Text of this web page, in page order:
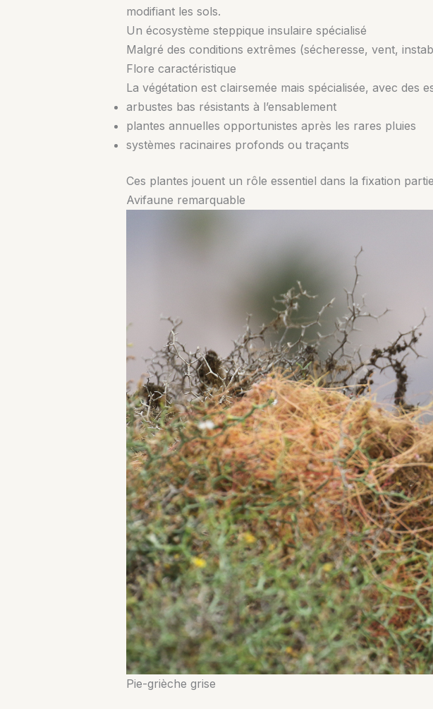
modifiant les sols.
Un écosystème steppique insulaire spécialisé
Malgré des conditions extrêmes (sécheresse, vent,
Flore caractéristique
La végétation est clairsemée mais spécialisée, avec des
arbustes bas résistants à l’ensablement
plantes annuelles opportunistes après les rares pluies
systèmes racinaires profonds ou traçants
Ces plantes jouent un rôle essentiel dans la fixation
Avifaune remarquable
Pie-grièche grise